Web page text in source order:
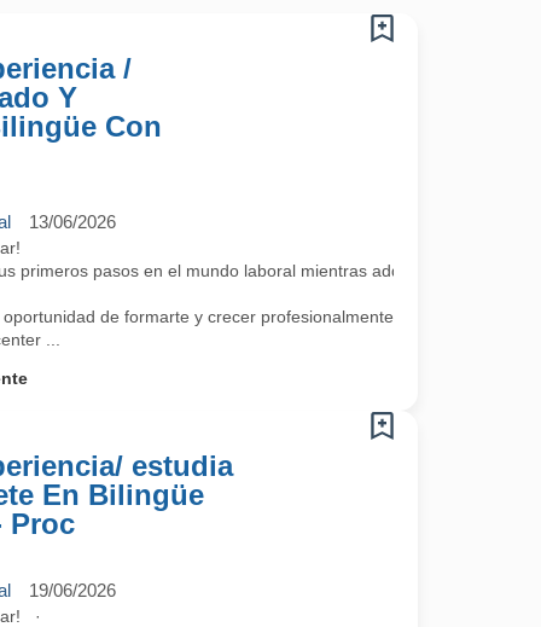
/
Y
Con
13/06/2026
primeros pasos en el mundo laboral mientras adquieres
de formarte y crecer profesionalmente a través de
...
estudia
En Bilingüe
Proc
19/06/2026
·